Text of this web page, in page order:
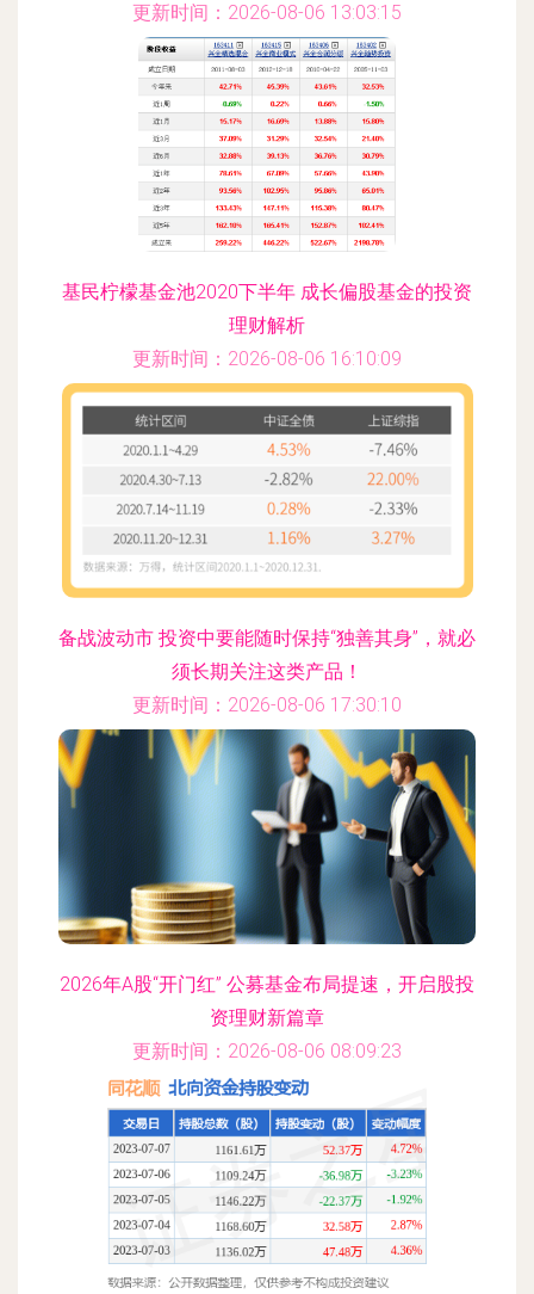
更新时间：2026-08-06 13:03:15
基民柠檬基金池2020下半年 成长偏股基金的投资
理财解析
更新时间：2026-08-06 16:10:09
备战波动市 投资中要能随时保持“独善其身”，就必
须长期关注这类产品！
更新时间：2026-08-06 17:30:10
2026年A股“开门红” 公募基金布局提速，开启股投
资理财新篇章
更新时间：2026-08-06 08:09:23